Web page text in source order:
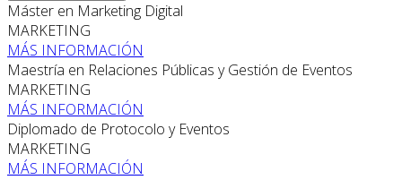
Máster en Marketing Digital
MARKETING
MÁS INFORMACIÓN
Maestría en Relaciones Públicas y Gestión de Eventos
MARKETING
MÁS INFORMACIÓN
Diplomado de Protocolo y Eventos
MARKETING
MÁS INFORMACIÓN